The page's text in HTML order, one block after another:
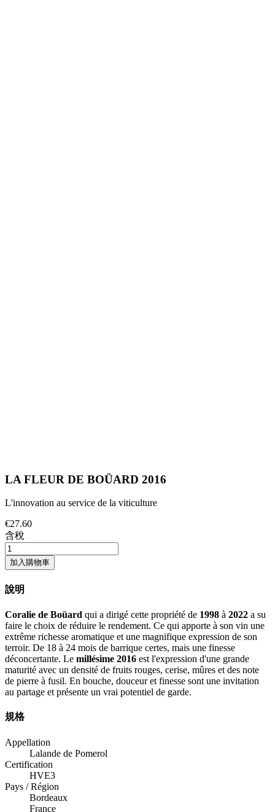
LA FLEUR DE BOÜARD 2016
L'innovation au service de la viticulture
€27.60
含稅
加入購物車
說明
Coralie de Boüard qui a dirigé cette propriété de 1998 à 2022 a su
faire le choix de réduire le rendement. Ce qui apporte à son vin une
extrême richesse aromatique et une magnifique expression de son
terroir. De 18 à 24 mois de barrique certes, mais une finesse
déconcertante. Le millésime 2016 est l'expression d'une grande
maturité avec un densité de fruits rouges, cerise, mûres et des note
de pierre à fusil. En bouche, douceur et finesse sont une invitation
au partage et présente un vrai potentiel de garde.
規格
Appellation
Lalande de Pomerol
Certification
HVE3
Pays / Région
Bordeaux
France